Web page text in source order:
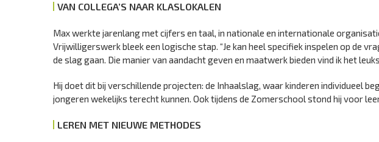
VAN COLLEGA’S NAAR KLASLOKALEN
Max werkte jarenlang met cijfers en taal, in nationale en internationale
Vrijwilligerswerk bleek een logische stap. “Je kan heel specifiek inspelen op de
de slag gaan. Die manier van aandacht geven en maatwerk bieden vind ik het
Hij doet dit bij verschillende projecten: de Inhaalslag, waar kinderen individueel
jongeren wekelijks terecht kunnen. Ook tijdens de Zomerschool stond hij voor
LEREN MET NIEUWE METHODES